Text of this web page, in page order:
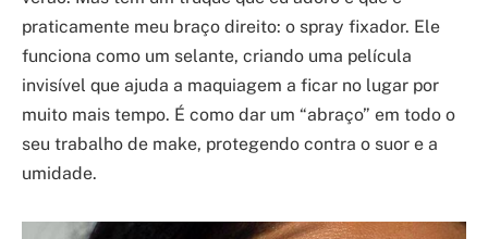
praticamente meu braço direito: o spray fixador. Ele
funciona como um selante, criando uma película
invisível que ajuda a maquiagem a ficar no lugar por
muito mais tempo. É como dar um “abraço” em todo o
seu trabalho de make, protegendo contra o suor e a
umidade.